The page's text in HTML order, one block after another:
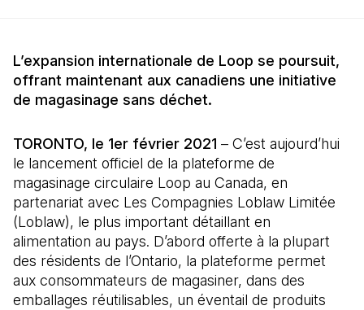
L’expansion internationale de Loop se poursuit,
offrant maintenant aux canadiens une initiative
de magasinage sans déchet.
TORONTO, le 1er février 2021 – C’est aujourd’hui
le lancement officiel de la plateforme de
magasinage circulaire Loop au Canada, en
partenariat avec Les Compagnies Loblaw Limitée
(Loblaw), le plus important détaillant en
alimentation au pays. D’abord offerte à la plupart
des résidents de l’Ontario, la plateforme permet
aux consommateurs de magasiner, dans des
emballages réutilisables, un éventail de produits